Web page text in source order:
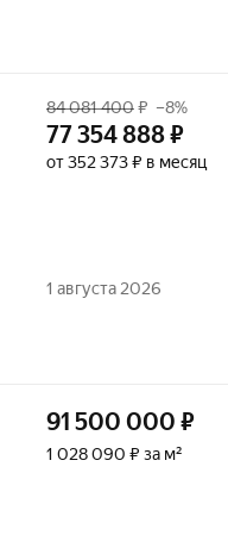
84 081 400₽ –8%
77 354 888₽
от 352 373 ₽ в месяц
1 августа 2026
91 500 000 ₽
1 028 090 ₽ за м²